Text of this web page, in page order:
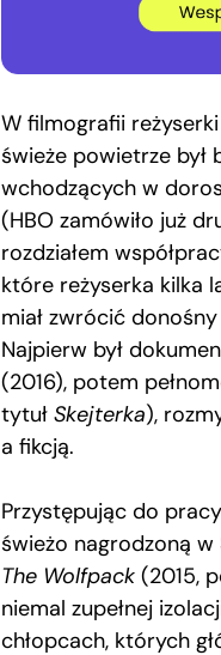
W filmografii
świeże powietrze był
wchodzących w
(HBO zamówiło już
rozdziałem
które reżyserka kilka
miał zwrócić
Najpierw był
(2016), potem
tytuł Skejterka),
a fikcją.
Przystępując do
świeżo nagrodzoną
The Wolfpack (2015,
niemal zupełnej
chłopcach, których